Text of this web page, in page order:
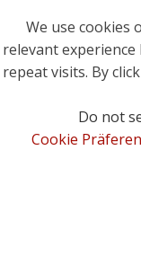
We use cookies
relevant
repeat visits. By
Do not
Cookie